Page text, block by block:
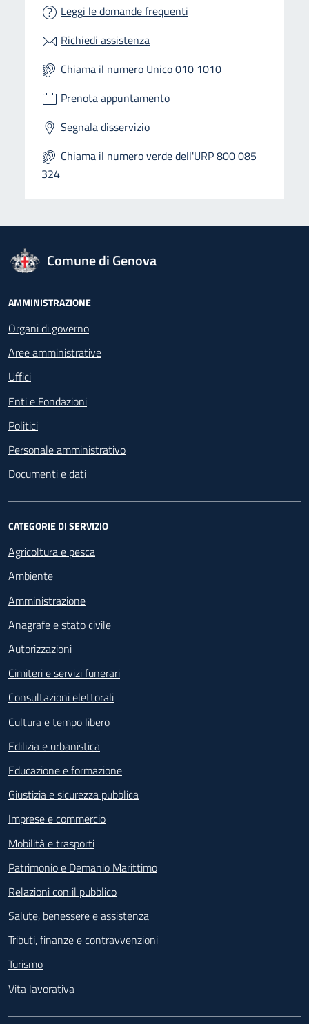
Leggi le domande frequenti
Richiedi assistenza
Chiama il numero Unico 010 1010
Prenota appuntamento
Segnala disservizio
Chiama il numero verde dell'URP 800 085
324
logo Unione Europea
Comune di Genova
Footer - Navigazione
AMMINISTRAZIONE
Organi di governo
Aree amministrative
Uffici
Enti e Fondazioni
Politici
Personale amministrativo
Documenti e dati
CATEGORIE DI SERVIZIO
Agricoltura e pesca
Ambiente
Amministrazione
Anagrafe e stato civile
Autorizzazioni
Cimiteri e servizi funerari
Consultazioni elettorali
Cultura e tempo libero
Edilizia e urbanistica
Educazione e formazione
Giustizia e sicurezza pubblica
Imprese e commercio
Mobilità e trasporti
Patrimonio e Demanio Marittimo
Relazioni con il pubblico
Salute, benessere e assistenza
Tributi, finanze e contravvenzioni
Turismo
Vita lavorativa